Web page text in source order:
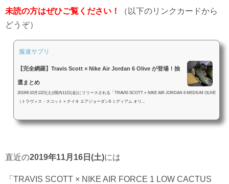
未読の方はぜひご覧ください！
（以下のリンクカードから
どうぞ）
服速サプリ
【完全網羅】Travis Scott × Nike Air Jordan 6 Olive が登場！抽
選まとめ
2019年10月12日(土)/国内11日(金)にリリースされる「TRAVIS SCOTT × NIKE AIR JORDAN 6 MEDIUM OLIVE
（トラヴィス・スコット × ナイキ エアジョーダン6 ミディアム オリ...
直近の2019年11月16日(土)には
「TRAVIS SCOTT × NIKE AIR FORCE 1 LOW CACTUS